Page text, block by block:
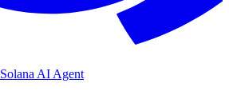
Solana AI Agent